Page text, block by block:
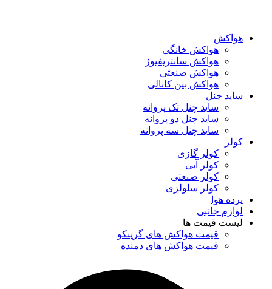
هواکش
هواکش خانگی
هواکش سانتریفیوژ
هواکش صنعتی
هواکش بین کانالی
ساید چنل
ساید چنل تک پروانه
ساید چنل دو پروانه
ساید چنل سه پروانه
کولر
کولر گازی
کولر آبی
کولر صنعتی
کولر سلولزی
پرده هوا
لوازم جانبی
لیست قیمت ها
قیمت هواکش های گرینکو
قیمت هواکش های دمنده